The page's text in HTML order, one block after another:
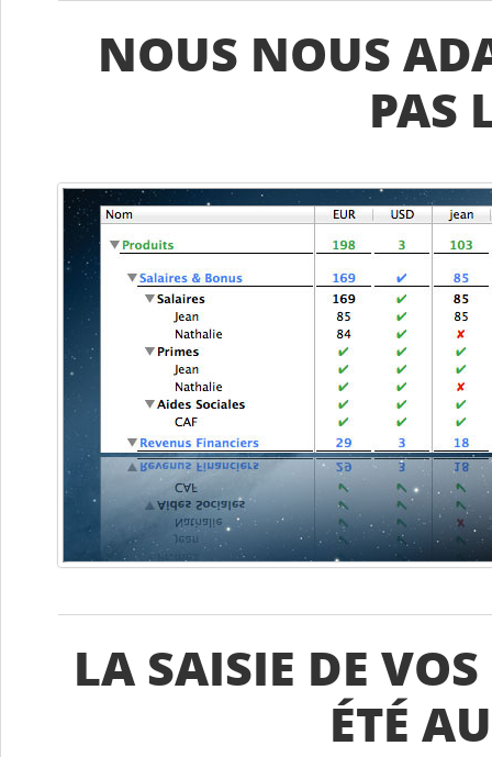
NOUS NOUS
PAS
LA SAISIE DE
ÉTÉ